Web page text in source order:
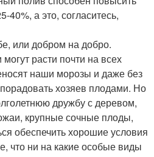
40%, а это, согласитесь,
или добром на добро.
расти почти на всех
наши морозы и даже без
хозяев плодами. Но
дружбу с деревом,
крупные сочные плоды,
обеспечить хорошие условия
что ни на какие особые виды